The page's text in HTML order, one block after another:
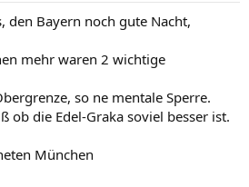
den Bayern noch gute Nacht,
mehr waren 2 wichtige
so ne mentale Sperre.
ob die Edel-Graka soviel besser ist.
München